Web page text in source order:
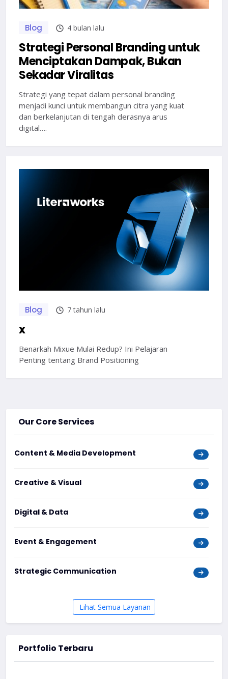
Blog 4 bulan lalu
Strategi Personal Branding untuk
Menciptakan Dampak, Bukan
Sekadar Viralitas
Strategi yang tepat dalam personal branding
menjadi kunci untuk membangun citra yang kuat
dan berkelanjutan di tengah derasnya arus
digital….
Blog 7 tahun lalu
x
Benarkah Mixue Mulai Redup? Ini Pelajaran
Penting tentang Brand Positioning
Our Core Services
Content & Media Development
Creative & Visual
Digital & Data
Event & Engagement
Strategic Communication
Lihat Semua Layanan
Portfolio Terbaru